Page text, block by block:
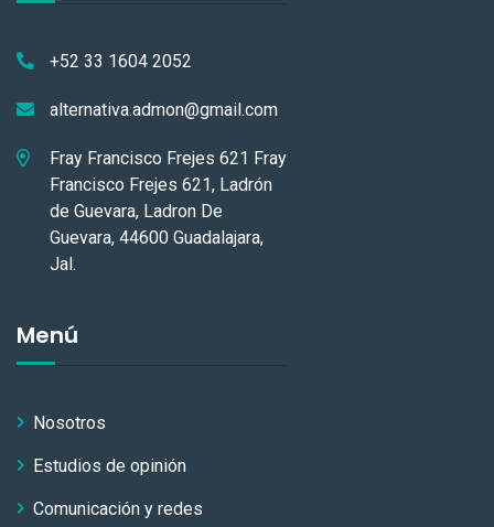
+52 33 1604 2052
alternativa.admon@gmail.com
Fray Francisco Frejes 621 Fray
Francisco Frejes 621, Ladrón
de Guevara, Ladron De
Guevara, 44600 Guadalajara,
Jal.
Menú
Nosotros
Estudios de opinión
Comunicación y redes